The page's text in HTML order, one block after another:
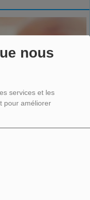
nous
services et les
pour améliorer
réagissent à la musique.
espagnole qui l'affirme :
avant 6 mois, voilà qu'on